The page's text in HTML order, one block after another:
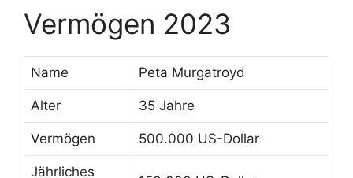
Vermögen 2023
Name Peta Murgatroyd
Alter 35 Jahre
Vermögen 500.000 US-Dollar
Jährliches